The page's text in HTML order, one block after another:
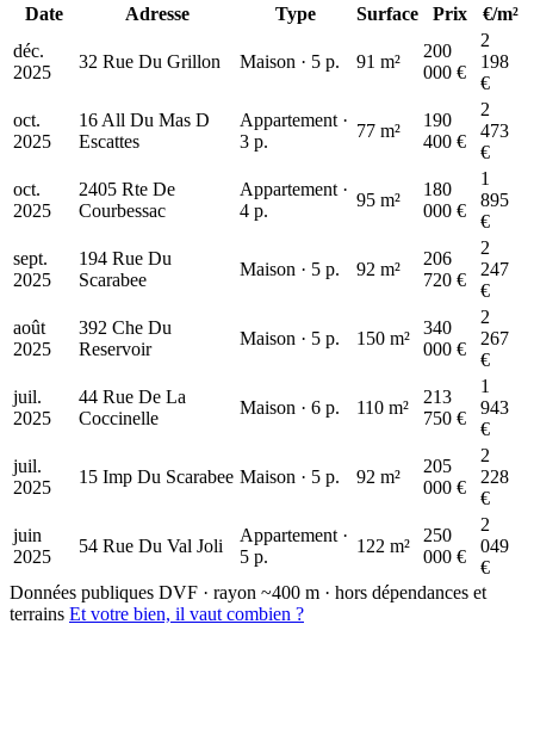
Date Adresse Type Surface Prix
€/m²
déc.
2025
32 Rue Du Grillon Maison · 5 p. 91 m²
200
000 €
2
198
€
oct.
2025
16 All Du Mas D
Escattes
Appartement ·
3 p.
77 m²
190
400 €
2
473
€
oct.
2025
2405 Rte De
Courbessac
Appartement ·
4 p.
95 m²
180
000 €
1
895
€
sept.
2025
194 Rue Du
Scarabee
Maison · 5 p. 92 m²
206
720 €
2
247
€
août
2025
392 Che Du
Reservoir
Maison · 5 p. 150 m²
340
000 €
2
267
€
juil.
2025
44 Rue De La
Coccinelle
Maison · 6 p. 110 m²
213
750 €
1
943
€
juil.
2025
15 Imp Du Scarabee Maison · 5 p. 92 m²
205
000 €
2
228
€
juin
2025
54 Rue Du Val Joli
Appartement ·
5 p.
122 m²
250
000 €
2
049
€
Données publiques DVF · rayon ~400 m · hors dépendances et
terrains Et votre bien, il vaut combien ?